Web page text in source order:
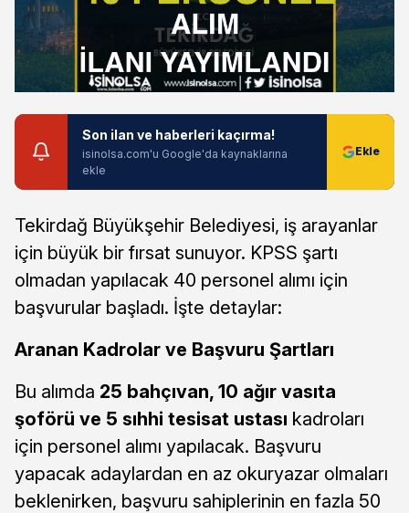
Son ilan ve haberleri kaçırma!
isinolsa.com'u Google'da kaynaklarına
ekle
Tekirdağ Büyükşehir Belediyesi, iş arayanlar
için büyük bir fırsat sunuyor. KPSS şartı
olmadan yapılacak 40 personel alımı için
başvurular başladı. İşte detaylar:
Aranan Kadrolar ve Başvuru Şartları
Bu alımda 25 bahçıvan, 10 ağır vasıta
şoförü ve 5 sıhhi tesisat ustası kadroları
için personel alımı yapılacak. Başvuru
yapacak adaylardan en az okuryazar olmaları
beklenirken, başvuru sahiplerinin en fazla 50